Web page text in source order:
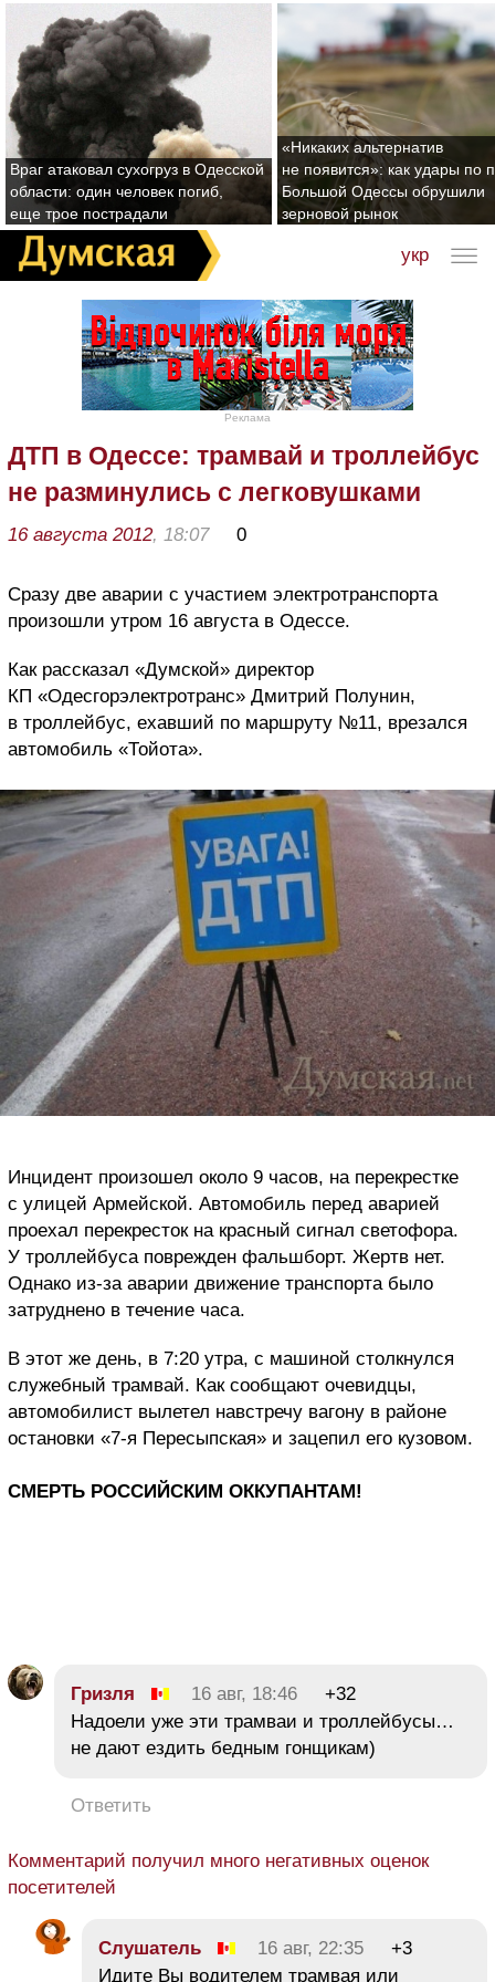
Враг атаковал сухогруз в Одесской
области: один человек погиб,
еще трое пострадали
«Никаких альтернатив
не появится»: как удары по
Большой Одессы обрушили
зерновой рынок
укр
Реклама
ДТП в Одессе: трамвай и троллейбус
не разминулись с легковушками
16 августа 2012, 18:07 0
Сразу две аварии с участием электротранспорта
произошли утром 16 августа в Одессе.
Как рассказал «Думской» директор
КП «Одесгорэлектротранс» Дмитрий Полунин,
в троллейбус, ехавший по маршруту №11, врезался
автомобиль «Тойота».
Инцидент произошел около 9 часов, на перекрестке
с улицей Армейской. Автомобиль перед аварией
проехал перекресток на красный сигнал светофора.
У троллейбуса поврежден фальшборт. Жертв нет.
Однако из-за аварии движение транспорта было
затруднено в течение часа.
В этот же день, в 7:20 утра, с машиной столкнулся
служебный трамвай. Как сообщают очевидцы,
автомобилист вылетел навстречу вагону в районе
остановки «7-я Пересыпская» и зацепил его кузовом.
СМЕРТЬ РОССИЙСКИМ ОККУПАНТАМ!
Гризля 16 авг, 18:46
+32
Надоели уже эти трамваи и троллейбусы…
не дают ездить бедным гонщикам)
Ответить
Комментарий получил много негативных оценок
посетителей
Слушатель 16 авг, 22:35
+3
Идите Вы водителем трамвая или